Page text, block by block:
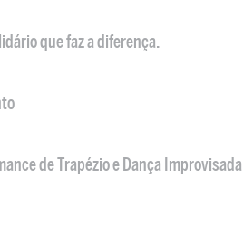
que faz a diferença.
de Trapézio e Dança Improvisada